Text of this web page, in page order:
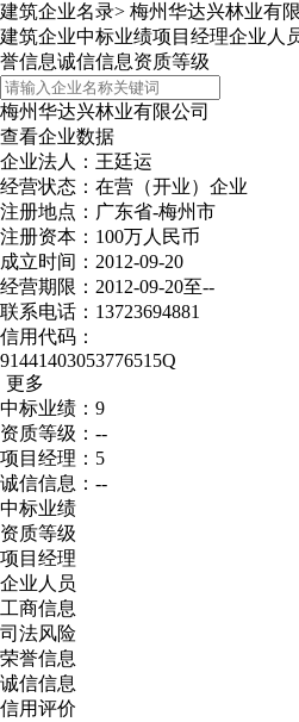
建筑企业名录> 梅州华达兴林业有
建筑企业中标业绩项目经理企业人
誉信息诚信信息资质等级
梅州华达兴林业有限公司
查看企业数据
企业法人：王廷运
经营状态：在营（开业）企业
注册地点：广东省-梅州市
注册资本：100万人民币
成立时间：2012-09-20
经营期限：2012-09-20至--
联系电话：13723694881
信用代码：
91441403053776515Q
更多
中标业绩：9
资质等级：--
项目经理：5
诚信信息：--
中标业绩
资质等级
项目经理
企业人员
工商信息
司法风险
荣誉信息
诚信信息
信用评价